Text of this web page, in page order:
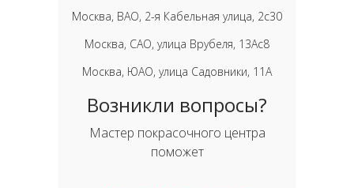
Москва, ВАО, 2-я Кабельная улица, 2с30
Москва, САО, улица Врубеля, 13Ас8
Москва, ЮАО, улица Садовники, 11А
Возникли вопросы?
Мастер покрасочного центра
поможет